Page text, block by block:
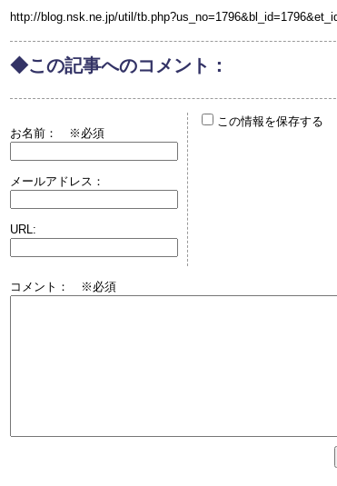
http://blog.nsk.ne.jp/util/
◆この記事へのコメント：
お名前： ※必須
メールアドレス：
URL:
この情報を保存する
コメント： ※必須